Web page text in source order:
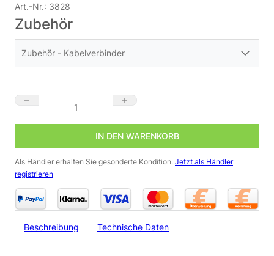
Art.-Nr.: 3828
Zubehör
Zubehör - Kabelverbinder
3M Scotchlok 314 Kabelverbinder | 3-polig |
wasserdicht
1,05€
24V DC Netzteil GLP GPV-35-24 24 Volt | 35 Watt | 1,5A | IP67
IN DEN WARENKORB
Als Händler erhalten Sie gesonderte Kondition. Jetzt als Händler
registrieren
Beschreibung Technische Daten